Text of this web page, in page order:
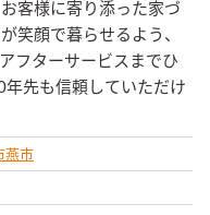
客様に寄り添った家づ
笑顔で暮らせるよう、
フターサービスまでひ
先も信頼していただけ
燕市